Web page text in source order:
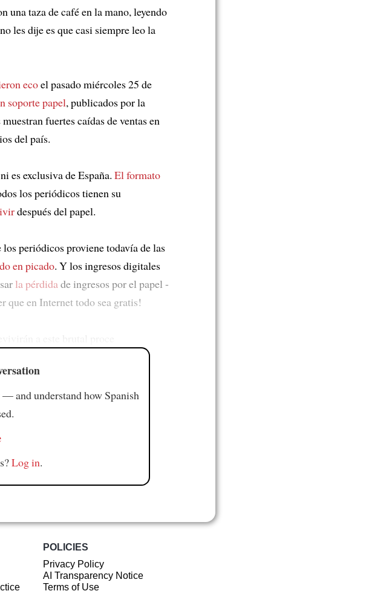
una taza de café en la mano, leyendo
les dije es que casi siempre leo la
ecoel pasado miércoles 25 de
soporte papel, publicados por la
fuertes caídas de ventas en
del país.
es exclusiva de España. El formato
los periódicos tienen su
después del papel.
los periódicos proviene todavía de las
en picado. Y los ingresos digitales
la pérdida de ingresos por el papel -
que en Internet todo sea gratis!
and understand how Spanish
Log in.
POLICIES
Privacy Policy
AI Transparency Notice
Terms of Use